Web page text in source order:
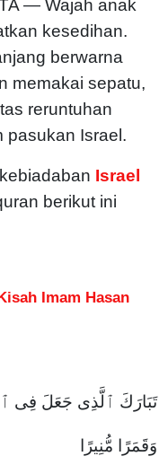
— Wajah anak
kesedihan.
berwarna
memakai sepatu,
reruntuhan
pasukan Israel.
Israel
berikut ini
Imam Hasan
تَبَارَكَ ٱلَّذِى جَعَلَ فِى
وَقَمَرًا مُّنِيرًا